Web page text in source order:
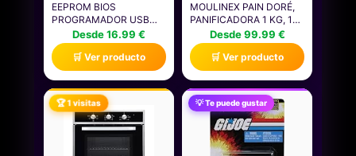
EEPROM BIOS
PROGRAMADOR USB
FLASH BINGHE CH341B
PROGRAMADOR +
SOIC8 SOP8 CLIP DE
PRUEBA + 1,8 V
CONVERTIDORES +
QUEMADORES DE SOP8
A DIP8 ADECUADO PARA
EEPROM 25CXX / 24CXX
Desde 16.99 €
🛒 Ver producto
MOULINEX PAIN DORÉ,
PANIFICADORA 1 KG, 12
PROGRAMAS
AUTOMÁTICOS, PANEL
CONTROL INTUITIVO, 3
NIVELES DE TOSTADO Y
PESO, TEMPORIZADOR,
FUNCIÓN MANTENER
CALIENTE, INCLUYE
LIBRO DE RECETAS,
OW210130
Desde 99.99 €
🛒 Ver producto
🏆 1 visitas 💡 Te puede gustar